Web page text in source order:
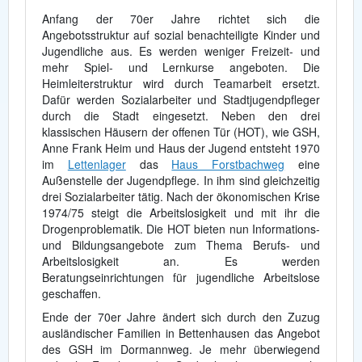
Anfang der 70er Jahre richtet sich die
Angebotsstruktur auf sozial benachteiligte Kinder und
Jugendliche aus. Es werden weniger Freizeit- und
mehr Spiel- und Lernkurse angeboten. Die
Heimleiterstruktur wird durch Teamarbeit ersetzt.
Dafür werden Sozialarbeiter und Stadtjugendpfleger
durch die Stadt eingesetzt. Neben den drei
klassischen Häusern der offenen Tür (HOT), wie GSH,
Anne Frank Heim und Haus der Jugend entsteht 1970
im Lettenlagerdas Haus Forstbachweg eine
Außenstelle der Jugendpflege. In ihm sind gleichzeitig
drei Sozialarbeiter tätig. Nach der ökonomischen Krise
1974/75 steigt die Arbeitslosigkeit und mit ihr die
Drogenproblematik. Die HOT bieten nun Informations-
und Bildungsangebote zum Thema Berufs- und
Arbeitslosigkeit an. Es werden
Beratungseinrichtungen für jugendliche Arbeitslose
geschaffen.
Ende der 70er Jahre ändert sich durch den Zuzug
ausländischer Familien in Bettenhausen das Angebot
des GSH im Dormannweg. Je mehr überwiegend